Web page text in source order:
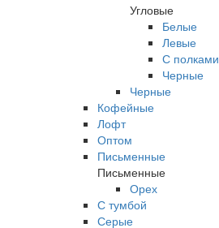
Угловые
Белые
Левые
С полками
Черные
Черные
Кофейные
Лофт
Оптом
Письменные
Письменные
Орех
С тумбой
Серые